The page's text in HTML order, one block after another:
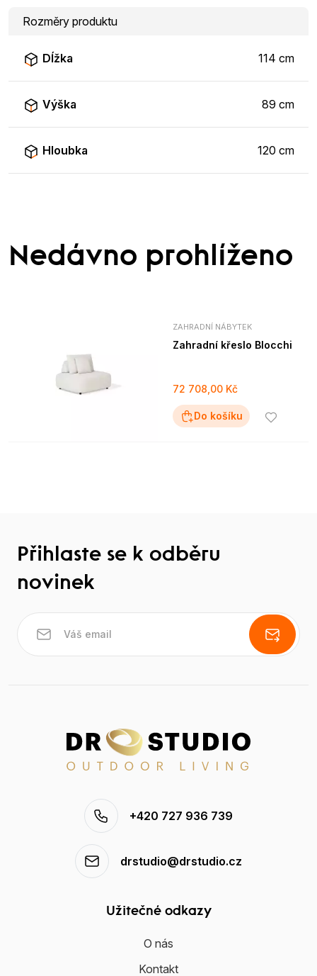
Rozměry produktu
Dĺžka 114 cm
Výška 89 cm
Hloubka 120 cm
Nedávno prohlíženo
ZAHRADNÍ NÁBYTEK
Zahradní křeslo Blocchi
72 708,00 Kč
Do košíku
Přihlaste se k odběru
novinek
+420 727 936 739
drstudio@drstudio.cz
Užitečné odkazy
O nás
Kontakt